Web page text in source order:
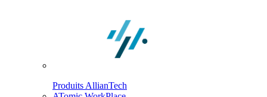
Produits AllianTech